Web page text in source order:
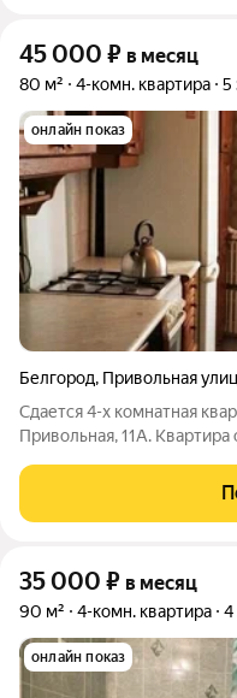
45 000 ₽ в месяц
80 м² 4-комн. квартира 5
онлайн показ
Белгород, Привольная
Сдается 4-х комнатная
Привольная, 11А.
короткий срок (от 2-х
рублей. Дополнительно
35 000 ₽ в месяц
90 м² 4-комн. квартира 4
онлайн показ